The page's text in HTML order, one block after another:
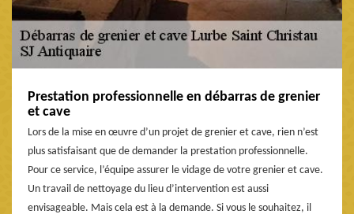
Prestation professionnelle en débarras de grenier
et cave
Lors de la mise en œuvre d’un projet de grenier et cave, rien n’est
plus satisfaisant que de demander la prestation professionnelle.
Pour ce service, l’équipe assurer le vidage de votre grenier et cave.
Un travail de nettoyage du lieu d’intervention est aussi
envisageable. Mais cela est à la demande. Si vous le souhaitez, il